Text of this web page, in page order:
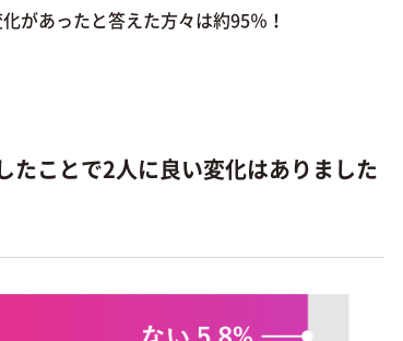
があったと答えた方々は約95％！
たことで2人に良い変化はありました